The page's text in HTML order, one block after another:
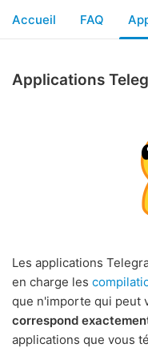
Accueil FAQ
Applications
Les applications
en charge les
que n'importe qui peut
correspond
applications que vous